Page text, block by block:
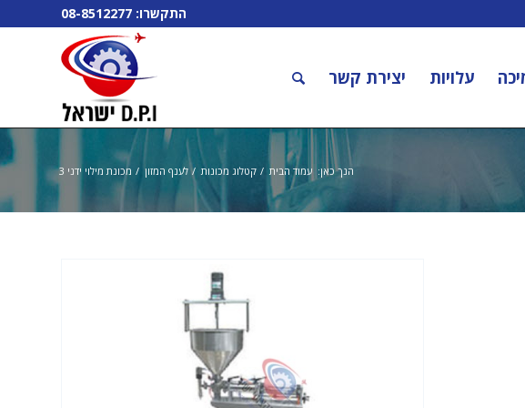
התקשרו: 08-8512277
עלויות יצירת קשר
הנך כאן: עמוד הבית / קטלוג מכונות / לענף המזון / מכונת מילוי ידני 3